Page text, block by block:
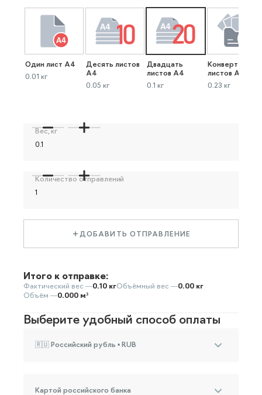
Один лист А4
0.01 кг
Десять листов
А4
0.05 кг
Двадцать
листов А4
0.1 кг
Конверт до 40
листов А4
0.23 кг
Вес, кг
Количество отправлений
ДОБАВИТЬ ОТПРАВЛЕНИЕ
Итого к отправке:
Фактический вес —0.10 кгОбъёмный вес —0.00 кг
Объём —0.000 м³
Выберите удобный способ оплаты
🇷🇺 Российский рубль • RUB
Картой российского банка